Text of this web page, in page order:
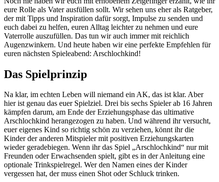
eure Rolle als Vater ausfüllen sollt. Wir sehen uns eher als Ratgeber,
der mit Tipps und Inspiration dafür sorgt, Impulse zu senden und
euch dabei zu helfen, euren Alltag leichter zu nehmen und eure
Vaterrolle auszufüllen. Das tun wir auch immer mit reichlich
Augenzwinkern. Und heute haben wir eine perfekte Empfehlen für
euren nächsten Spieleabend: Arschlochkind!
Das Spielprinzip
Na klar, im echten Leben will niemand ein AK, das ist klar. Aber
hier ist genau das euer Spielziel. Drei bis sechs Spieler ab 16 Jahren
kämpfen darum, am Ende der Erziehungsphase das ultimative
Arschlochkind herangezogen zu haben. Und während ihr versucht,
euer eigenes Kind so richtig schön zu verziehen, könnt ihr die
Kinder der anderen Mitspieler mit positiven Erziehungskarten
wieder geradebiegen. Wenn ihr das Spiel „Arschlochkind“ nur mit
Freunden oder Erwachsenden spielt, gibt es in der Anleitung eine
optionale Trinkspielregel. Wer den Namen eines der Kinder
vergessen hat, der muss einen Shot oder Schluck trinken.